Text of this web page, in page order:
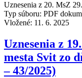
Uznesenia z 20. MsZ
Typ súboru: PDF
Vložené: 11. 6. 2025
Uznesenia z
mesta Svit zo
– 43/2025)